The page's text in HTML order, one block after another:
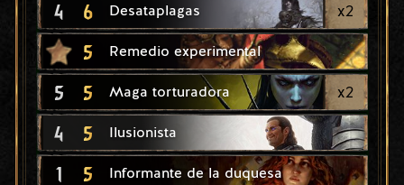
4 6 Desataplagas x2
5 Remedio experimental
5 5 Maga torturadora x2
4 5 Ilusionista
1 5 Informante de la duquesa